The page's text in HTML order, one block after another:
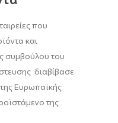
που
και
συμβούλου του
διαβίβασε
Ευρωπαϊκής
της